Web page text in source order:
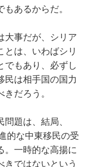
あるからだ。
事だが、シリア
とは、いわばシリ
でもあり、必ずし
民は相手国の国力
だろう。
題は、結局、
的な中東移民の受
。一時的な高揚に
きではないという